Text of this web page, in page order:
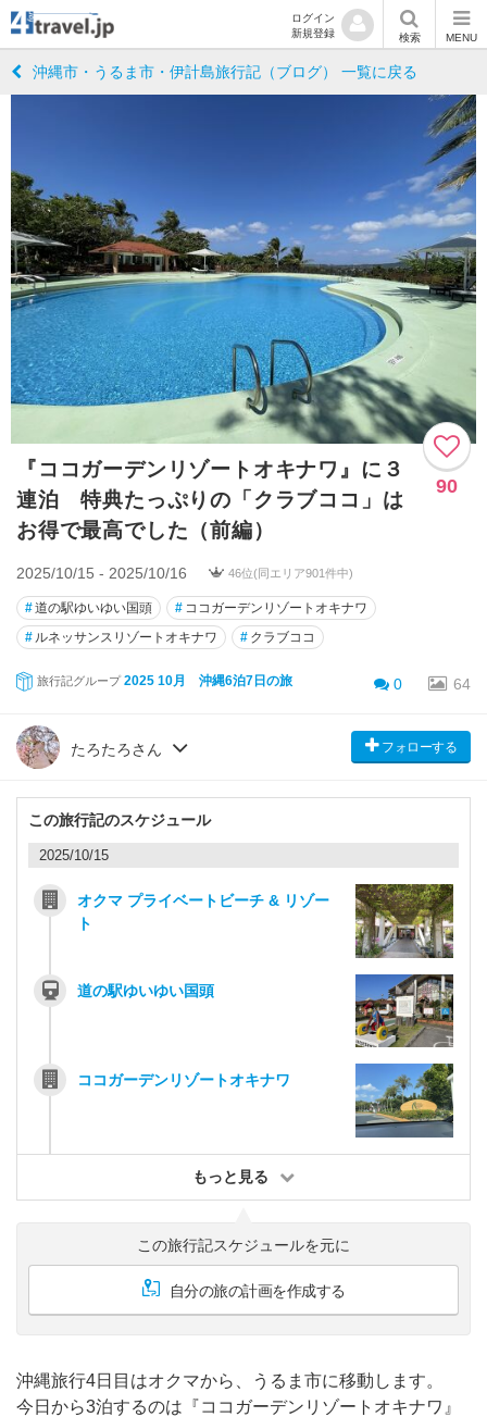
ログイン
新規登録
検索 MENU
沖縄市・うるま市・伊計島旅行記（ブログ） 一覧に戻る
『ココガーデンリゾートオキナワ』に３
連泊 特典たっぷりの「クラブココ」は
お得で最高でした（前編）
90
2025/10/15 - 2025/10/16 46位(同エリア901件中)
#道の駅ゆいゆい国頭 # ココガーデンリゾートオキナワ
# ルネッサンスリゾートオキナワ # クラブココ
旅行記グループ 2025 10月 沖縄6泊7日の旅 0 64
たろたろさん フォローする
この旅行記のスケジュール
2025/10/15
オクマ プライベートビーチ & リゾー
ト
道の駅ゆいゆい国頭
ココガーデンリゾートオキナワ
もっと見る
この旅行記スケジュールを元に
自分の旅の計画を作成する
沖縄旅行4日目はオクマから、うるま市に移動します。
今日から3泊するのは『ココガーデンリゾートオキナワ』